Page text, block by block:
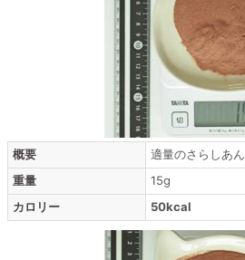
概要
適量のさらしあん
重量
15g
カロリー
50kcal